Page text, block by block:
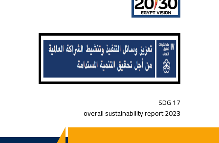
SDG 17
2023 overall sustainability report